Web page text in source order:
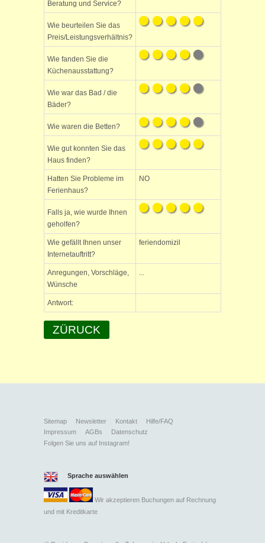
Beratung und Service?
Wie beurteilen Sie das
Preis/Leistungsverhältnis?
Wie fanden Sie die
Küchenausstattung?
Wie war das Bad / die
Bäder?
Wie waren die Betten?
Wie gut konnten Sie das
Haus finden?
Hatten Sie Probleme im
Ferienhaus?
NO
Falls ja, wie wurde Ihnen
geholfen?
Wie gefällt Ihnen unser
Internetauftritt?
feriendomizil
Anregungen, Vorschläge,
Wünsche
...
Antwort:
ZÜRUCK
Sitemap Newsletter Kontakt
Hilfe/FAQ
Impressum
AGBs
Datenschutz
Folgen Sie uns auf Instagram!
Sprache auswählen
Wir akzeptieren Buchungen auf Rechnung
und mit Kreditkarte